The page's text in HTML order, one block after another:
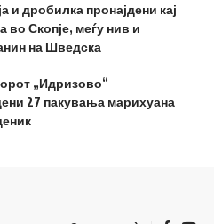
и дробилка пронајдени кај
во Скопје, меѓу нив и
на Шведска
„Идризово“
27 пакувања марихуана